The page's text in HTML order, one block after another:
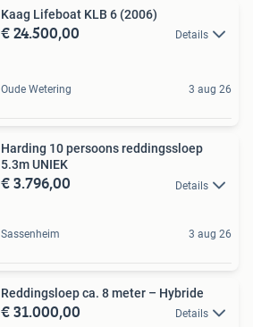
Kaag Lifeboat KLB 6 (2006)
€ 24.500,00 Details
Oude Wetering 3 aug 26
Harding 10 persoons reddingssloep
5.3m UNIEK
€ 3.796,00 Details
Sassenheim 3 aug 26
Reddingsloep ca. 8 meter – Hybride
€ 31.000,00 Details